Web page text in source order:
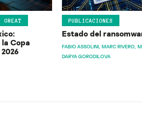
GREAT
Copa
PUBLICACIONES
Estado del
FABIO ASSOLINI MARC RIVERO
DARYA GORODILOVA